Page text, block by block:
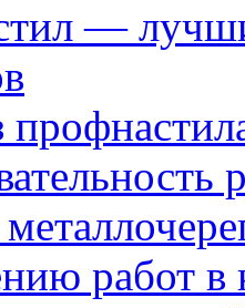
—
работ в